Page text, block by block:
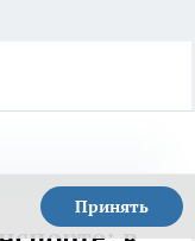
Принять